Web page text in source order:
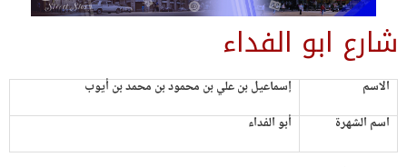
شارع ابو الفداء
الاسم
إسماعيل بن علي بن محمود بن محمد بن أيوب
اسم الشهرة
أبو الفداء